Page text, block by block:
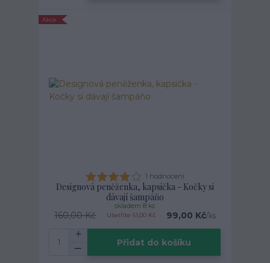
Akce
1 hodnocení
Designová peněženka, kapsička - Kočky si
dávají šampáňo
160,00 Kč Ušetříte 61,00 Kč 99,00 Kč/ks
skladem 8 ks
Přidat do košíku